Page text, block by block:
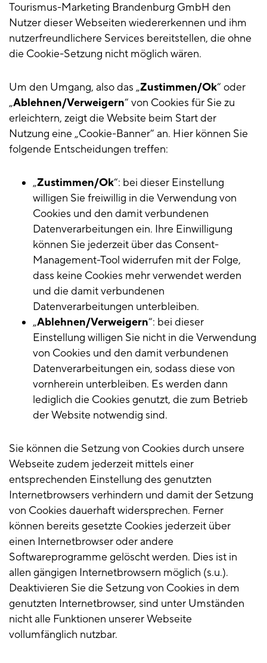
Tourismus-Marketing Brandenburg GmbH den
Nutzer dieser Webseiten wiedererkennen und ihm
nutzerfreundlichere Services bereitstellen, die ohne
die Cookie-Setzung nicht möglich wären.
Um den Umgang, also das „Zustimmen/Ok“ oder
„Ablehnen/Verweigern“ von Cookies für Sie zu
erleichtern, zeigt die Website beim Start der
Nutzung eine „Cookie-Banner“ an. Hier können Sie
folgende Entscheidungen treffen:
„Zustimmen/Ok“: bei dieser Einstellung
willigen Sie freiwillig in die Verwendung von
Cookies und den damit verbundenen
Datenverarbeitungen ein. Ihre Einwilligung
können Sie jederzeit über das Consent-
Management-Tool widerrufen mit der Folge,
dass keine Cookies mehr verwendet werden
und die damit verbundenen
Datenverarbeitungen unterbleiben.
„Ablehnen/Verweigern“: bei dieser
Einstellung willigen Sie nicht in die Verwendung
von Cookies und den damit verbundenen
Datenverarbeitungen ein, sodass diese von
vornherein unterbleiben. Es werden dann
lediglich die Cookies genutzt, die zum Betrieb
der Website notwendig sind.
Sie können die Setzung von Cookies durch unsere
Webseite zudem jederzeit mittels einer
entsprechenden Einstellung des genutzten
Internetbrowsers verhindern und damit der Setzung
von Cookies dauerhaft widersprechen. Ferner
können bereits gesetzte Cookies jederzeit über
einen Internetbrowser oder andere
Softwareprogramme gelöscht werden. Dies ist in
allen gängigen Internetbrowsern möglich (s.u.).
Deaktivieren Sie die Setzung von Cookies in dem
genutzten Internetbrowser, sind unter Umständen
nicht alle Funktionen unserer Webseite
vollumfänglich nutzbar.